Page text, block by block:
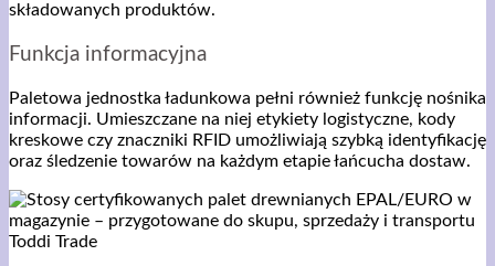
składowanych produktów.
Funkcja informacyjna
Paletowa jednostka ładunkowa pełni również funkcję nośnika
informacji. Umieszczane na niej etykiety logistyczne, kody
kreskowe czy znaczniki RFID umożliwiają szybką identyfikację
oraz śledzenie towarów na każdym etapie łańcucha dostaw.